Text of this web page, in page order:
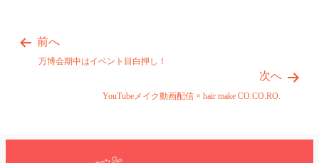
前へ
万博会期中はイベント目白押し！
次へ
YouTubeメイク動画配信 × hair make CO.CO.RO.